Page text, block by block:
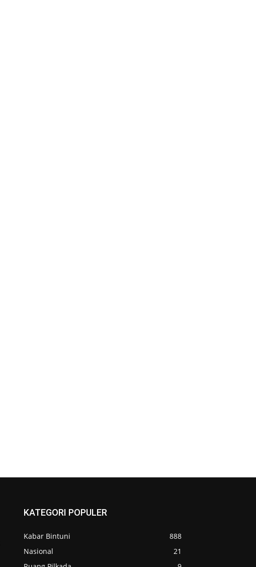
KATEGORI POPULER
Kabar Bintuni
888
Nasional
21